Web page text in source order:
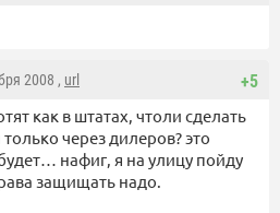
+5
2008 , url
как в штатах, чтоли сделать
через дилеров? это
нафиг, я на улицу пойду
защищать надо.